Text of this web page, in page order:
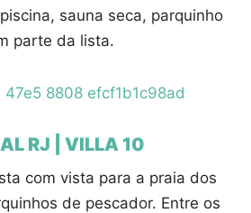
sauna seca, parquinho
parte da lista.
RJ | VILLA 10
com vista para a praia dos
de pescador. Entre os